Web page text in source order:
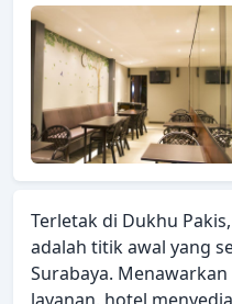
Terletak di Dukhu
adalah titik awal yang
Surabaya.